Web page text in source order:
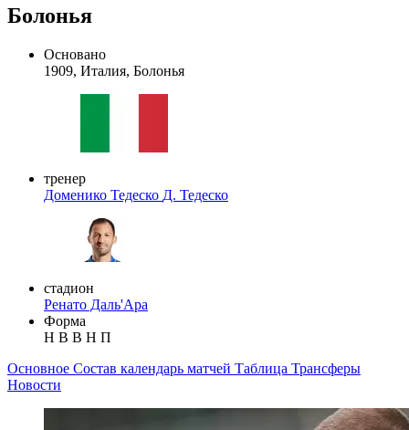
Болонья
Основано
1909, Италия, Болонья
тренер
Доменико Тедеско Д. Тедеско
стадион
Ренато Даль'Ара
Форма
Н В В Н П
Основное Состав календарь матчей Таблица Трансферы
Новости